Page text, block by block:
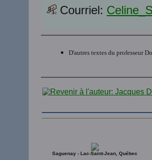
Courriel:
D'autres textes du professeur
Saguenay - Lac-Saint-Jean, Québec